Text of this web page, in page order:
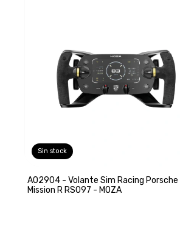
Sin stock
A02904 - Volante Sim Racing Porsche
Mission R RS097 - MOZA